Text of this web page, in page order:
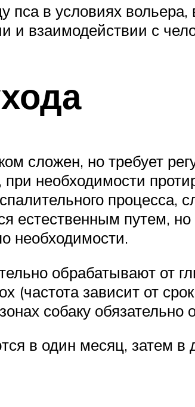
пса в условиях
и взаимодействии с
сложен, но требует
необходимости
процесса,
естественным путем,
необходимости.
обрабатывают от
(частота зависит от
собаку
в один месяц, затем в